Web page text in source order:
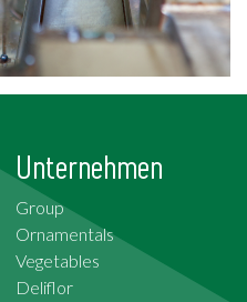
Unternehmen
Group
Ornamentals
Vegetables
Deliflor